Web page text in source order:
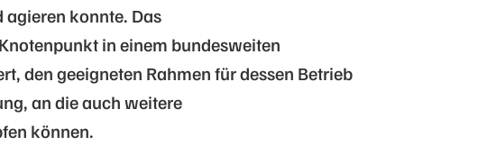
agieren konnte. Das
in einem bundesweiten
den geeigneten Rahmen für dessen Betrieb
an die auch weitere
können.